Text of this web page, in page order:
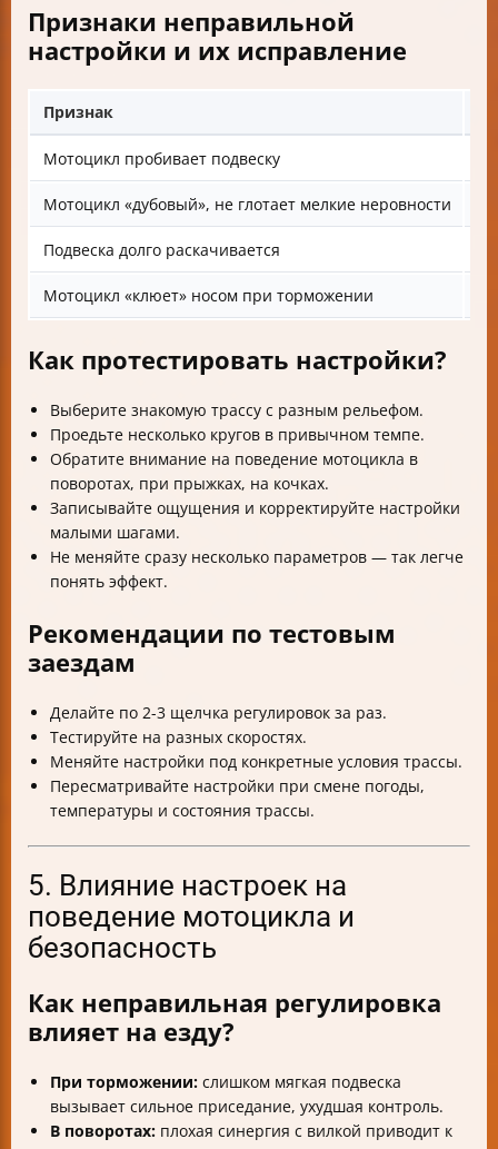
Признаки неправильной
настройки и их исправление
Признак
Мотоцикл пробивает подвеску
Мотоцикл «дубовый», не глотает мелкие неровности
Подвеска долго раскачивается
Мотоцикл «клюет» носом при торможении
Как протестировать настройки?
Выберите знакомую трассу с разным рельефом.
Проедьте несколько кругов в привычном темпе.
Обратите внимание на поведение мотоцикла в
поворотах, при прыжках, на кочках.
Записывайте ощущения и корректируйте настройки
малыми шагами.
Не меняйте сразу несколько параметров — так легче
понять эффект.
Рекомендации по тестовым
заездам
Делайте по 2-3 щелчка регулировок за раз.
Тестируйте на разных скоростях.
Меняйте настройки под конкретные условия трассы.
Пересматривайте настройки при смене погоды,
температуры и состояния трассы.
5. Влияние настроек на
поведение мотоцикла и
безопасность
Как неправильная регулировка
влияет на езду?
При торможении: слишком мягкая подвеска
вызывает сильное приседание, ухудшая контроль.
В поворотах: плохая синергия с вилкой приводит к